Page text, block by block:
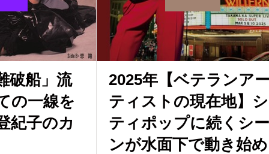
破船」流
の一線を
紀子のカ
2025年【ベテランア
ティストの現在地】シ
ティポップに続くシー
ンが水面下で動き始め